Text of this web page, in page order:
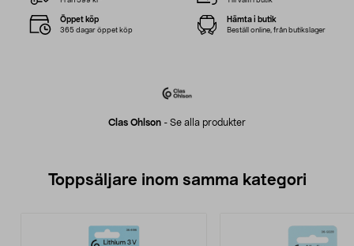
Clas Ohlson - Se alla produkter
Öppet köp
365 dagar öppet köp
Hämta i butik
Beställ online, från butikslager
Toppsäljare inom samma kategori